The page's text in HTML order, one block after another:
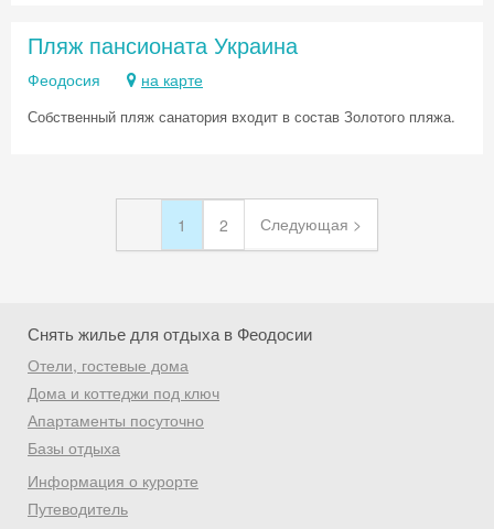
Пляж пансионата Украина
Феодосия на карте
Собственный пляж санатория входит в состав Золотого пляжа.
1 2 Следующая >
Снять жилье для отдыха в Феодосии
Отели, гостевые дома
Дома и коттеджи под ключ
Апартаменты посуточно
Базы отдыха
Информация о курорте
Путеводитель